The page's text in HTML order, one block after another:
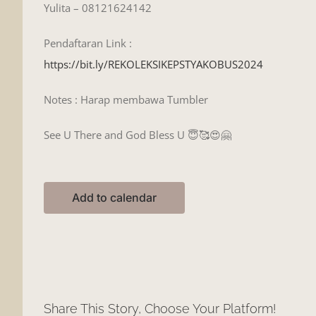
Yulita – 08121624142
Pendaftaran Link :
https://bit.ly/REKOLEKSIKEPSTYAKOBUS2024
Notes : Harap membawa Tumbler
See U There and God Bless U 😇🥰😍🤗
Add to calendar
Share This Story, Choose Your Platform!